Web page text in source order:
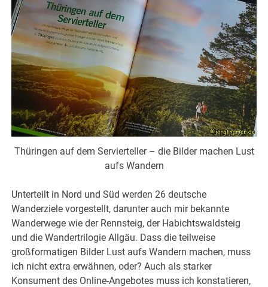
Thüringen auf dem Servierteller – die Bilder machen Lust
aufs Wandern
Unterteilt in Nord und Süd werden 26 deutsche
Wanderziele vorgestellt, darunter auch mir bekannte
Wanderwege wie der Rennsteig, der Habichtswaldsteig
und die Wandertrilogie Allgäu. Dass die teilweise
großformatigen Bilder Lust aufs Wandern machen, muss
ich nicht extra erwähnen, oder? Auch als starker
Konsument des Online-Angebotes muss ich konstatieren,